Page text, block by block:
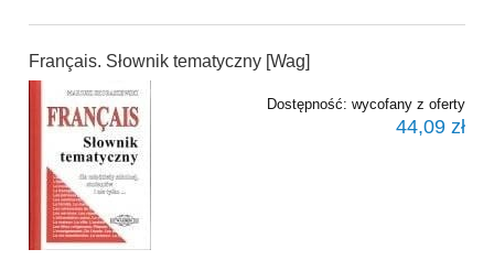
Français. Słownik tematyczny [Wag]
Dostępność: wycofany z oferty
44,09 zł